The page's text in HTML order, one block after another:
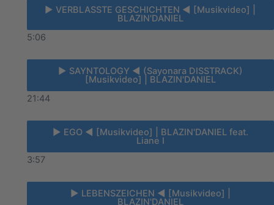
► VERBLASSTE GESCHICHTEN ◄ [Musikvideo] |
BLAZIN'DANIEL
5:06
► SAYNTOLOGY ◄ (Sayonara DISSTRACK)
[Musikvideo] | BLAZIN'DANIEL
21:44
► EGO ◄ [Musikvideo] | BLAZIN'DANIEL feat.
Liane I
3:57
► LEBENSZEICHEN ◄ [Musikvideo] |
BLAZIN'DANIEL